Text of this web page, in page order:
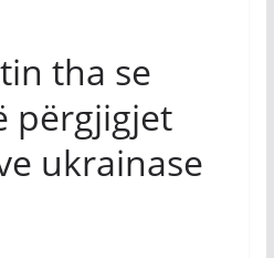
tha se
përgjigjet
ukrainase